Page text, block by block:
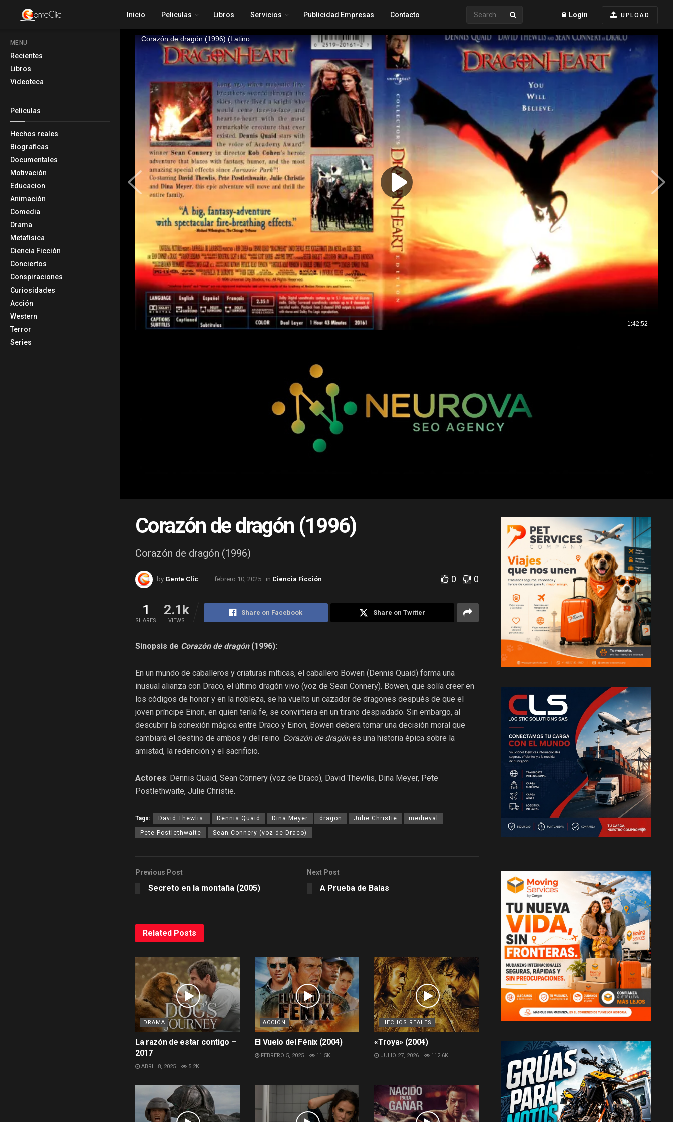
MENU
Recientes
Libros
Videoteca
Películas
Hechos reales
Biograficas
Documentales
Motivación
Educacion
Animación
Comedia
Drama
Metafísica
Ciencia Ficción
Conciertos
Conspiraciones
Curiosidades
Acción
Western
Terror
Series
Inicio Peliculas Libros Servicios Publicidad Empresas Contacto Login UPLOAD
Corazón de dragón (1996)
Corazón de dragón (1996)
by Gente Clic febrero 10, 2025 in Ciencia Ficción 0 0
1
SHARES
2.1k
VIEWS
Share on Facebook Share on Twitter
Sinopsis de Corazón de dragón(1996):
En un mundo de caballeros y criaturas míticas, el caballero Bowen (Dennis Quaid) forma una
inusual alianza con Draco, el último dragón vivo (voz de Sean Connery). Bowen, que solía creer en
los códigos de honor y en la nobleza, se ha vuelto un cazador de dragones después de que el
joven príncipe Einon, en quien tenía fe, se convirtiera en un tirano despiadado. Sin embargo, al
descubrir la conexión mágica entre Draco y Einon, Bowen deberá tomar una decisión moral que
cambiará el destino de ambos y del reino. Corazón de dragónes una historia épica sobre la
amistad, la redención y el sacrificio.
Actores: Dennis Quaid, Sean Connery (voz de Draco), David Thewlis, Dina Meyer, Pete
Postlethwaite, Julie Christie.
Tags: David Thewlis. Dennis Quaid Dina Meyer dragon Julie Christie medieval
Pete Postlethwaite Sean Connery (voz de Draco)
Previous Post
Secreto en la montaña (2005)
Next Post
A Prueba de Balas
Related Posts
DRAMA
La razón de estar contigo –
2017
ABRIL 8, 2025 5.2K
ACCIÓN
El Vuelo del Fénix (2004)
FEBRERO 5, 2025 11.5K
HECHOS REALES
«Troya» (2004)
JULIO 27, 2026 112.6K